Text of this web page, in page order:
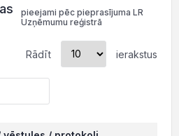
pieejami pēc pieprasījuma LR
Uzņēmumu reģistrā
Rādīt ierakstus